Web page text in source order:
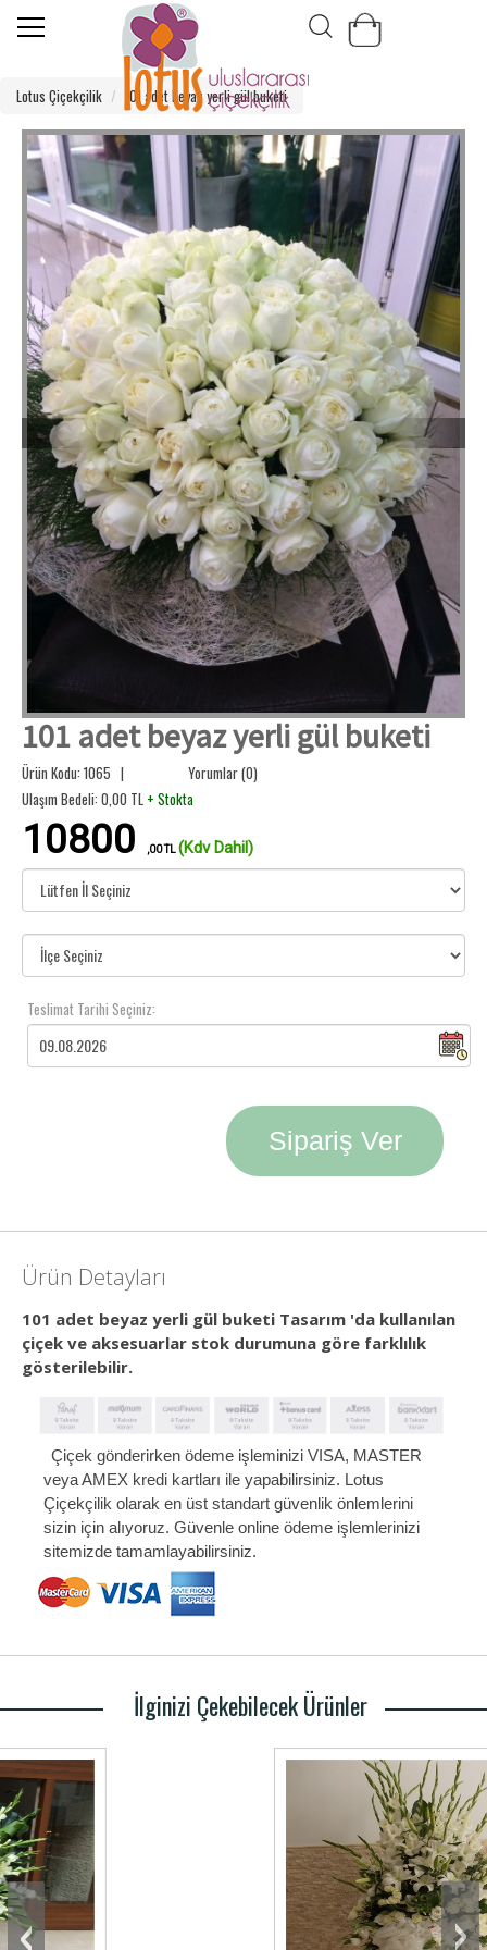
Lotus Çiçekçilik 101 adet beyaz yerli gül buketi
101 adet beyaz yerli gül buketi
Ürün Kodu: 1065 |
Yorumlar (0)
Ulaşım Bedeli: 0,00 TL + Stokta
10800 ,00 TL(Kdv Dahil)
Teslimat Tarihi Seçiniz:
Sipariş Ver
Ürün Detayları
101 adet beyaz yerli gül buketi Tasarım 'da kullanılan
çiçek ve aksesuarlar stok durumuna göre farklılık
gösterilebilir.
Çiçek gönderirken ödeme işleminizi VISA, MASTER
veya AMEX kredi kartları ile yapabilirsiniz. Lotus
Çiçekçilik olarak en üst standart güvenlik önlemlerini
sizin için alıyoruz. Güvenle online ödeme işlemlerinizi
sitemizde tamamlayabilirsiniz.
İlginizi Çekebilecek Ürünler
‹ ›